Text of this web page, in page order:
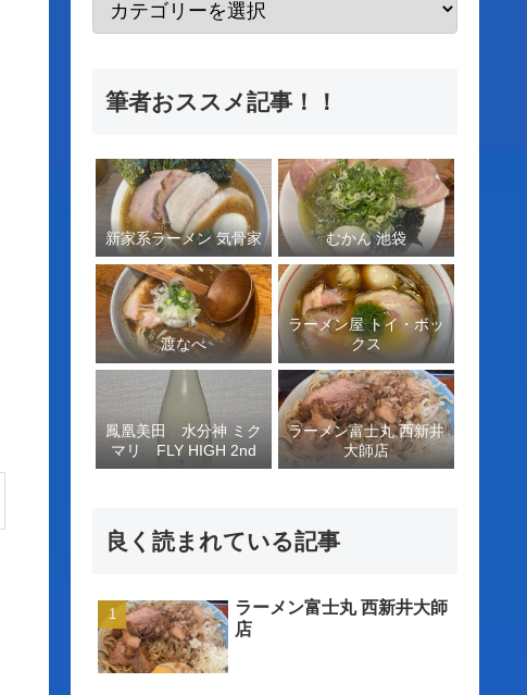
筆者おススメ記事！！
新家系ラーメン 気骨家 むかん 池袋
渡なべ
ラーメン屋 トイ・ボッ
クス
鳳凰美田 水分神 ミク
マリ FLY HIGH 2nd
ラーメン富士丸 西新井
大師店
良く読まれている記事
ラーメン富士丸 西新井大師
店